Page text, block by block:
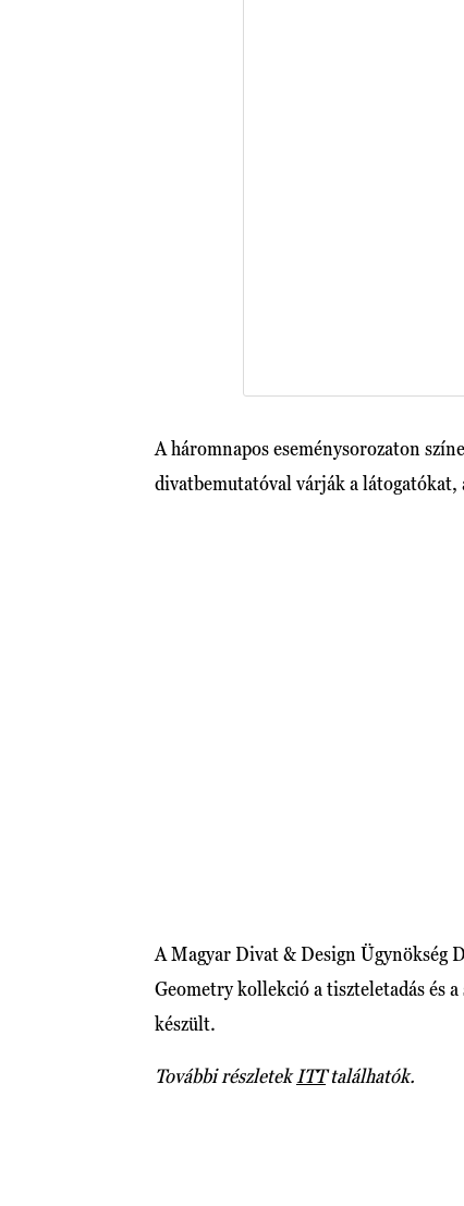
A háromnapos eseménysorozaton
divatbemutatóval várják a látogatókat,
A Magyar Divat & Design Ügynökség
Geometry kollekció a tiszteletadás és
készült.
További részletekITTtalálhatók.